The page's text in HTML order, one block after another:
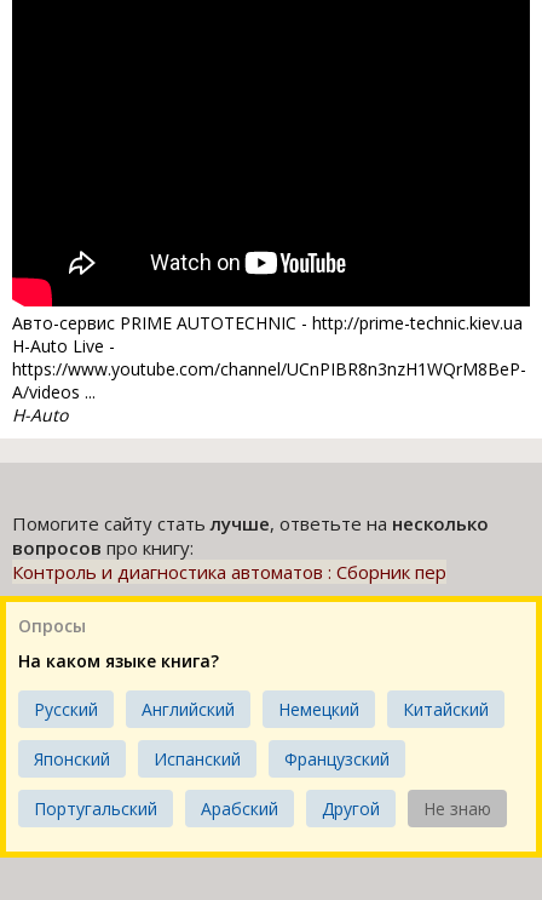
Авто-сервис PRIME AUTOTECHNIC - http://prime-technic.kiev.ua
H-Auto Live -
https://www.youtube.com/channel/UCnPIBR8n3nzH1WQrM8BeP-
A/videos ...
H-Auto
Помогите сайту статьлучше, ответьте на несколько
вопросов про книгу:
Контроль и диагностика автоматов : Сборник пер
Опросы
На каком языке книга?
Русский Английский Немецкий Китайский
Японский Испанский Французский
Португальский Арабский Другой Не знаю